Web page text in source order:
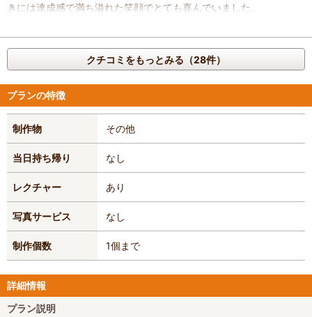
きには達成感で満ち溢れた笑顔でとても喜んでいました。
るようご指導くださる先生のお人柄も、旭川でのいい思い出になり
ました。貴重な体験をさせてくださりありがとうございました。
クチコミをもっとみる（28件）
プランの特徴
制作物 その他
当日持ち帰り なし
レクチャー あり
写真サービス なし
制作個数 1個まで
詳細情報
プラン説明